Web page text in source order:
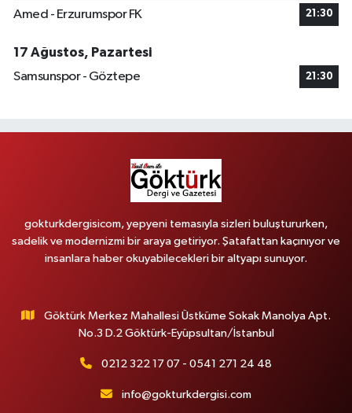
Amed - Erzurumspor FK 21:30
17 Ağustos, Pazartesi
Samsunspor - Göztepe
21:30
gokturkdergisicom, yepyeni temasıyla sizleri buluştururken,
sadelik ve modernizmi bir araya getiriyor. Şatafattan kaçınıyor ve
insanlara haber okuyabilecekleri bir altyapı sunuyor.
Göktürk Merkez Mahallesi Üstküme Sokak Manolya Apt.
No.3 D.2 Göktürk-Eyüpsultan/İstanbul
0212 322 17 07 - 0541 271 24 48
info@gokturkdergisi.com